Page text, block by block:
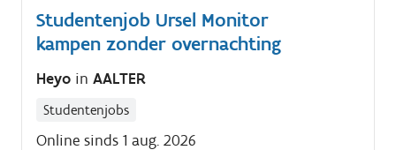
Studentenjob Ursel Monitor
kampen zonder overnachting
Heyo in AALTER
Studentenjobs
Online sinds 1 aug. 2026